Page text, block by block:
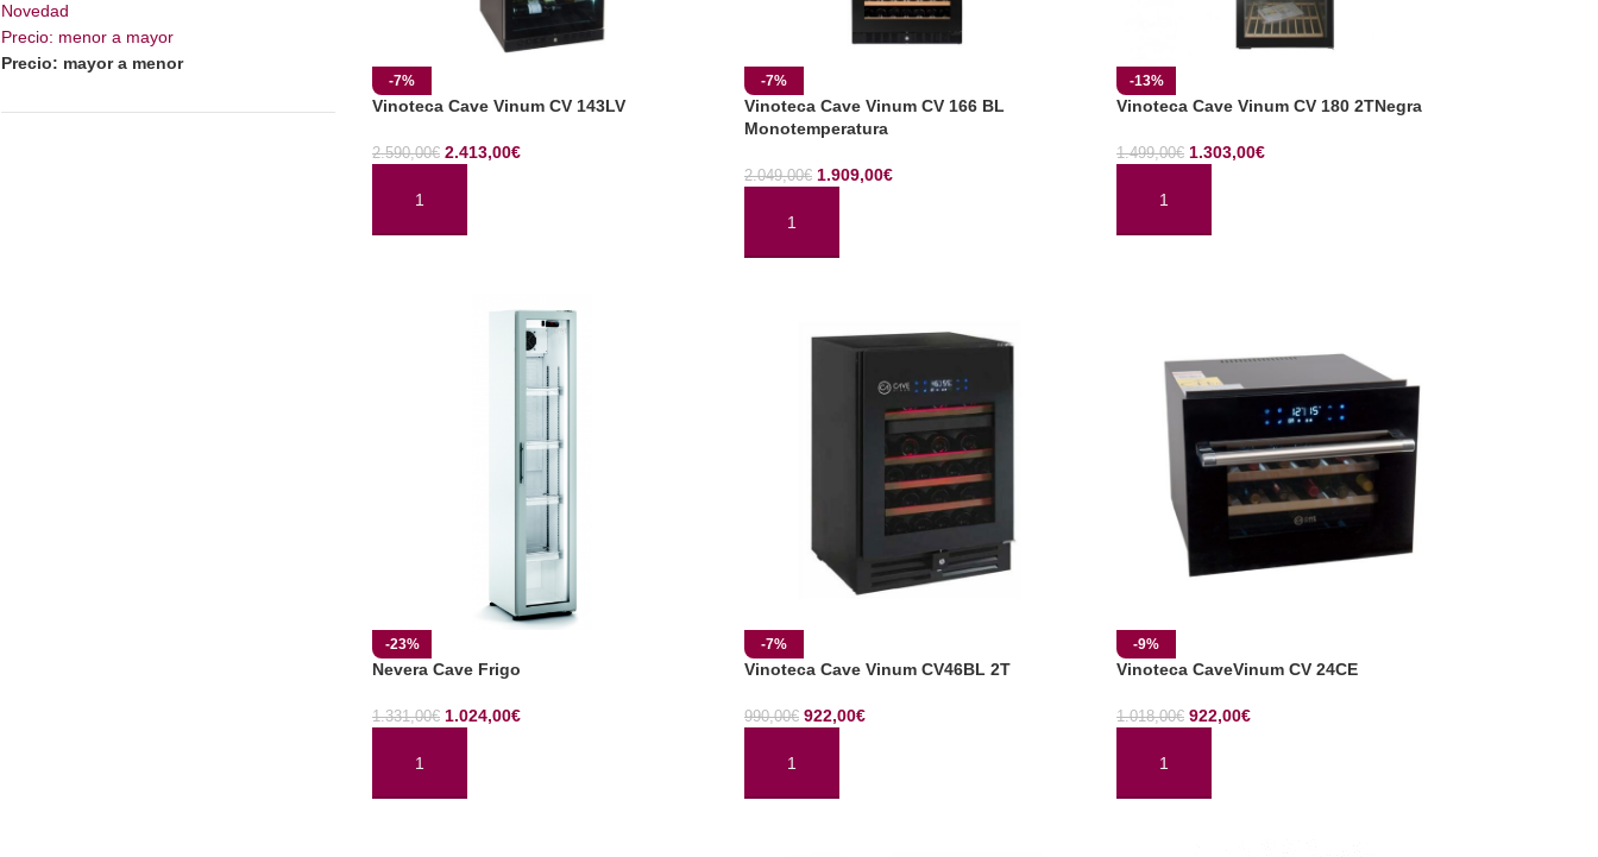
Novedad
Precio: menor a mayor
Precio: mayor a menor
-7%
Vinoteca Cave Vinum CV 143LV
2.590,00€ 2.413,00€
AÑADIR AL CARRITO
-7%
Vinoteca Cave Vinum CV 166 BL
Monotemperatura
2.049,00€ 1.909,00€
AÑADIR AL CARRITO
-13%
Vinoteca Cave Vinum CV 180 2TNegra
1.499,00€ 1.303,00€
AÑADIR AL CARRITO
-23%
Nevera Cave Frigo
1.331,00€ 1.024,00€
AÑADIR AL CARRITO
-7%
Vinoteca Cave Vinum CV46BL 2T
990,00€ 922,00€
AÑADIR AL CARRITO
-9%
Vinoteca CaveVinum CV 24CE
1.018,00€ 922,00€
AÑADIR AL CARRITO